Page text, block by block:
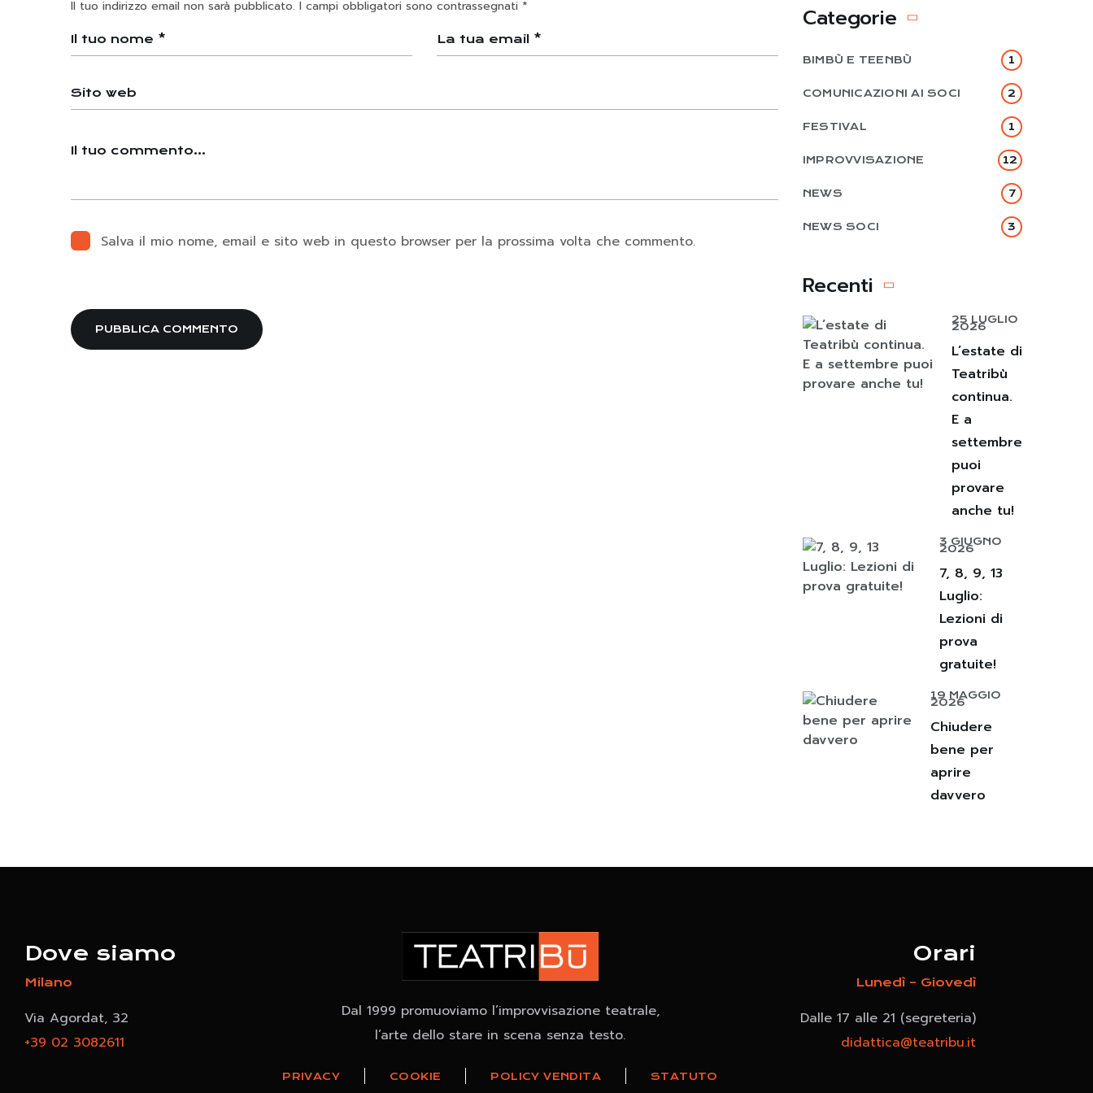
Il tuo indirizzo email non sarà pubblicato. I campi obbligatori sono contrassegnati *
Salva il mio nome, email e sito web in questo browser per la prossima volta che commento.
Categorie
BIMBÙ E TEENBÙ 1
COMUNICAZIONI AI SOCI 2
FESTIVAL 1
IMPROVVISAZIONE 12
NEWS 7
NEWS SOCI 3
Recenti
25 LUGLIO
2026
L’estate di
Teatribù
continua.
E a
settembre
puoi
provare
anche tu!
3 GIUGNO
2026
7, 8, 9, 13
Luglio:
Lezioni di
prova
gratuite!
19 MAGGIO
2026
Chiudere
bene per
aprire
davvero
Dove siamo
Milano
Via Agordat, 32
+39 02 3082611
Dal 1999 promuoviamo l’improvvisazione teatrale,
l’arte dello stare in scena senza testo.
PRIVACY COOKIE POLICY VENDITA STATUTO
Orari
Lunedì – Giovedì
Dalle 17 alle 21 (segreteria)
didattica@teatribu.it